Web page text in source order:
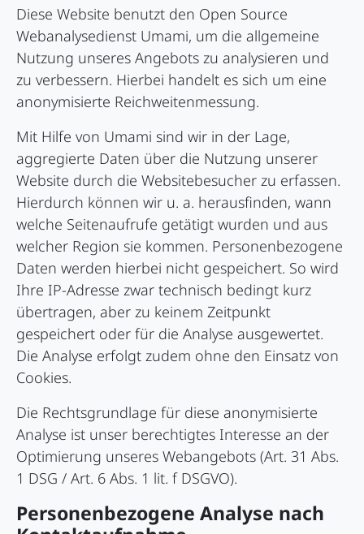
Diese Website benutzt den Open Source
Webanalysedienst Umami, um die allgemeine
Nutzung unseres Angebots zu analysieren und
zu verbessern. Hierbei handelt es sich um eine
anonymisierte Reichweitenmessung.
Mit Hilfe von Umami sind wir in der Lage,
aggregierte Daten über die Nutzung unserer
Website durch die Websitebesucher zu erfassen.
Hierdurch können wir u. a. herausfinden, wann
welche Seitenaufrufe getätigt wurden und aus
welcher Region sie kommen. Personenbezogene
Daten werden hierbei nicht gespeichert. So wird
Ihre IP-Adresse zwar technisch bedingt kurz
übertragen, aber zu keinem Zeitpunkt
gespeichert oder für die Analyse ausgewertet.
Die Analyse erfolgt zudem ohne den Einsatz von
Cookies.
Die Rechtsgrundlage für diese anonymisierte
Analyse ist unser berechtigtes Interesse an der
Optimierung unseres Webangebots (Art. 31 Abs.
1 DSG / Art. 6 Abs. 1 lit. f DSGVO).
Personenbezogene Analyse nach